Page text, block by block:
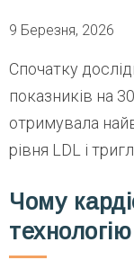
9 Березня, 2026
Спочатку
показників на
отримувала
рівня LDL і
Чому